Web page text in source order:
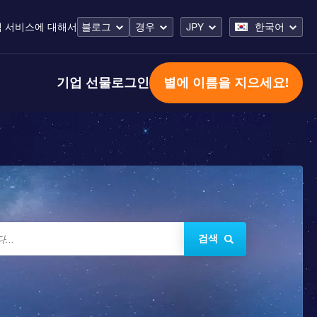
서비스에 대해서 블로그 경우 JPY 한국어
기업 선물로그인 별에 이름을 지으세요!
검색